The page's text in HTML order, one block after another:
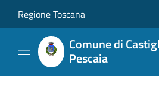
Regione Toscana
Comune di
Pescaia